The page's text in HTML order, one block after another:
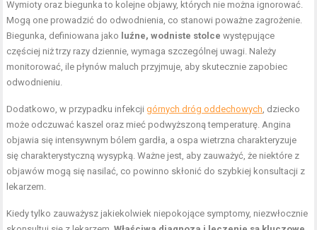
Wymioty oraz biegunka to kolejne objawy, których nie można ignorować.
Mogą one prowadzić do odwodnienia, co stanowi poważne zagrożenie.
Biegunka, definiowana jako luźne, wodniste stolce występujące
częściej niż trzy razy dziennie, wymaga szczególnej uwagi. Należy
monitorować, ile płynów maluch przyjmuje, aby skutecznie zapobiec
odwodnieniu.
Dodatkowo, w przypadku infekcjigórnych dróg oddechowych, dziecko
może odczuwać kaszel oraz mieć podwyższoną temperaturę. Angina
objawia się intensywnym bólem gardła, a ospa wietrzna charakteryzuje
się charakterystyczną wysypką. Ważne jest, aby zauważyć, że niektóre z
objawów mogą się nasilać, co powinno skłonić do szybkiej konsultacji z
lekarzem.
Kiedy tylko zauważysz jakiekolwiek niepokojące symptomy, niezwłocznie